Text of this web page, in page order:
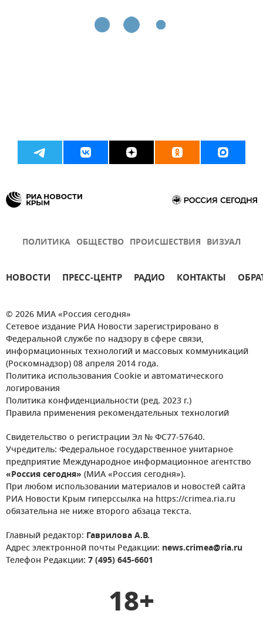
ПОЛИТИКА ОБЩЕСТВО ПРОИСШЕСТВИЯ ВИЗУАЛ
НОВОСТИ ПРЕСС-ЦЕНТР РАДИО КОНТАКТЫ
© 2026 МИА «Россия сегодня»
Сетевое издание РИА Новости зарегистрировано в
Федеральной службе по надзору в сфере связи,
информационных технологий и массовых коммуникаций
(Роскомнадзор) 08 апреля 2014 года.
Политика использования Cookie и автоматического
логирования
Политика конфиденциальности (ред. 2023 г.)
Правила применения рекомендательных технологий
Свидетельство о регистрации Эл № ФС77-57640.
Учредитель: Федеральное государственное унитарное
предприятие Международное информационное агентство
«Россия сегодня» (МИА «Россия сегодня»).
При любом использовании материалов и новостей сайта
РИА Новости Крым гиперссылка на https://crimea.ria.ru
обязательна не ниже второго абзаца текста.
Главный редактор: Гаврилова А.В.
Адрес электронной почты Редакции: news.crimea@ria.ru
Телефон Редакции: 7 (495) 645-6601
18+